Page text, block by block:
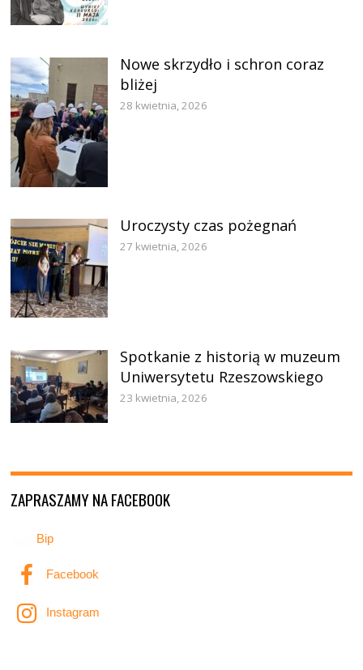
Nowe skrzydło i schron coraz
bliżej
28 kwietnia, 2026
Uroczysty czas pożegnań
27 kwietnia, 2026
Spotkanie z historią w muzeum
Uniwersytetu Rzeszowskiego
23 kwietnia, 2026
ZAPRASZAMY NA FACEBOOK
Bip
Facebook
Instagram